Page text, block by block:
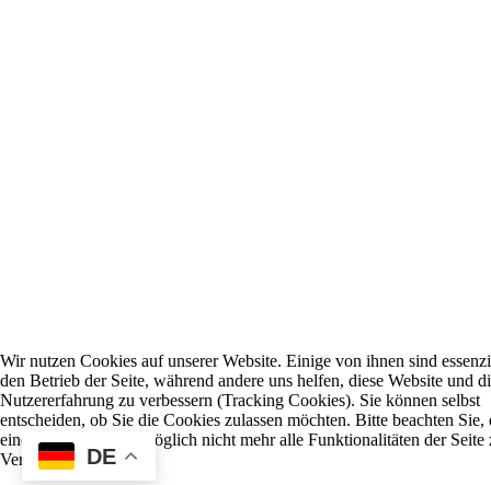
DE
Wir nutzen Cookies auf unserer Website. Einige von ihnen sind
den Betrieb der Seite, während andere uns helfen, diese Website und
Nutzererfahrung zu verbessern (Tracking Cookies). Sie können selbst
entscheiden, ob Sie die Cookies zulassen möchten. Bitte beachten Sie,
einer Ablehnung womöglich nicht mehr alle Funktionalitäten der Seite
Verfügung stehen.